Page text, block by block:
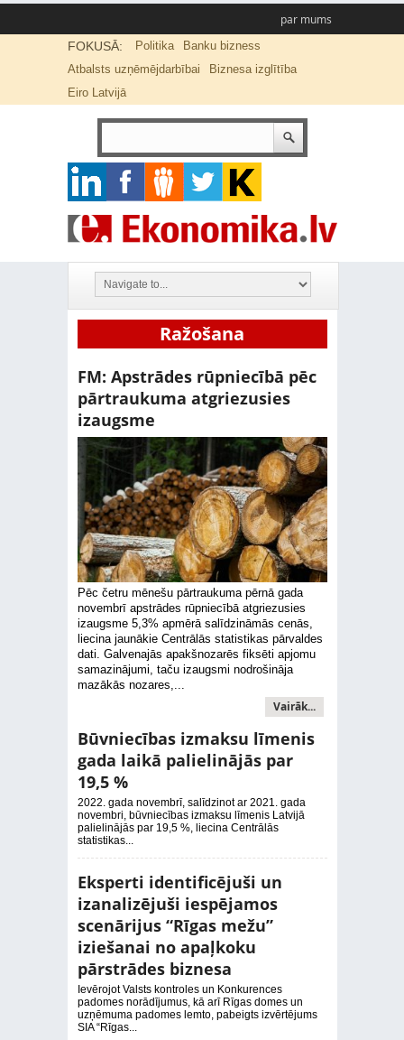
par mums
FOKUSĀ: Politika
Banku bizness
Atbalsts uzņēmējdarbībai
Biznesa izglītība
Eiro Latvijā
Ražošana
FM: Apstrādes rūpniecībā pēc
pārtraukuma atgriezusies
izaugsme
Pēc četru mēnešu pārtraukuma pērnā gada
novembrī apstrādes rūpniecībā atgriezusies
izaugsme 5,3% apmērā salīdzināmās cenās,
liecina jaunākie Centrālās statistikas pārvaldes
dati. Galvenajās apakšnozarēs fiksēti apjomu
samazinājumi, taču izaugsmi nodrošināja
mazākās nozares,...
Vairāk...
Būvniecības izmaksu līmenis
gada laikā palielinājās par
19,5 %
2022. gada novembrī, salīdzinot ar 2021. gada
novembri, būvniecības izmaksu līmenis Latvijā
palielinājās par 19,5 %, liecina Centrālās
statistikas...
Eksperti identificējuši un
izanalizējuši iespējamos
scenārijus “Rīgas mežu”
iziešanai no apaļkoku
pārstrādes biznesa
Ievērojot Valsts kontroles un Konkurences
padomes norādījumus, kā arī Rīgas domes un
uzņēmuma padomes lemto, pabeigts izvērtējums
SIA “Rīgas...